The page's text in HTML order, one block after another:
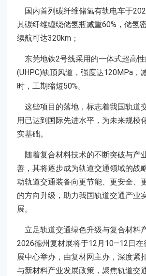
国内首列碳纤维储氢有轨电车于
其碳纤维缠绕储氢瓶减重60%，储氢
续航可达320km；
东莞地铁2号线采用的一体式超高
(UHPC)轨顶风道，强度达120MPa，
时，工期缩短50%。
这些项目的落地，标志着我国轨道
用已达到国际先进水平，为未来规模
实基础。
随着复合材料技术的不断突破与产
善，其将逐步成为轨道交通领域的战
动轨道交通装备向更节能、更安全、
的方向升级，助力我国轨道交通产业
展。
立足轨道交通绿色升级与复合材料
2026德州复材展将于12月10—12日在
展中心举办，由复材网主办，深度紧
与新材料产业发展政策，聚焦轨道交